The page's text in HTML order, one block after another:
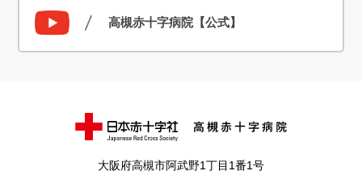
高槻赤十字病院【公式】
大阪府高槻市阿武野1丁目1番1号